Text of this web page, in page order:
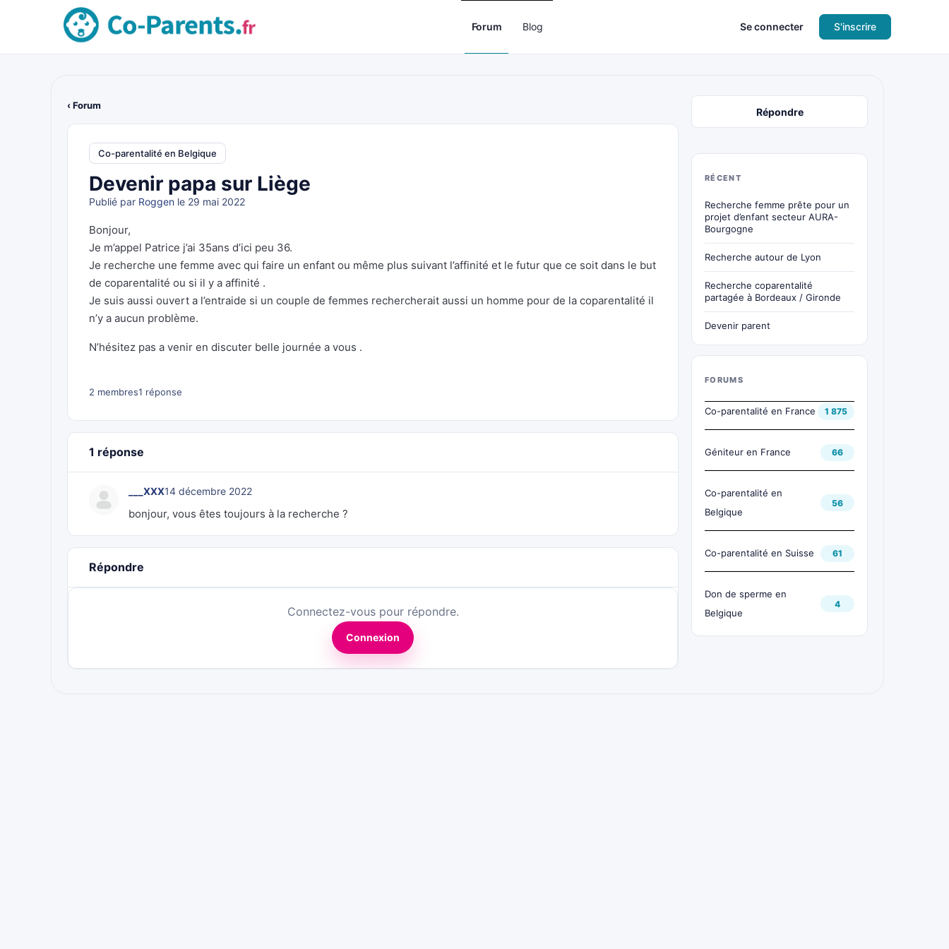
Forum Blog Se connecter S'inscrire
‹ Forum
Co-parentalité en Belgique
Devenir papa sur Liège
Publié par Roggen le 29 mai 2022
Bonjour,
Je m’appel Patrice j’ai 35ans d’ici peu 36.
Je recherche une femme avec qui faire un enfant ou même plus suivant l’affinité et le futur que ce soit dans le but
de coparentalité ou si il y a affinité .
Je suis aussi ouvert a l’entraide si un couple de femmes rechercherait aussi un homme pour de la coparentalité il
n’y a aucun problème.
N’hésitez pas a venir en discuter belle journée a vous .
2 membres1 réponse
1 réponse
___XXX14 décembre 2022
bonjour, vous êtes toujours à la recherche ?
Répondre
Connectez-vous pour répondre.
Connexion
Répondre
RÉCENT
Recherche femme prête pour un
projet d’enfant secteur AURA-
Bourgogne
Recherche autour de Lyon
Recherche coparentalité
partagée à Bordeaux / Gironde
Devenir parent
FORUMS
Co-parentalité en France 1 875
Géniteur en France 66
Co-parentalité en
Belgique
56
Co-parentalité en Suisse 61
Don de sperme en
Belgique
4